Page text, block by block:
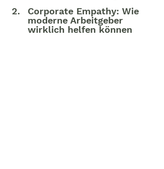
Corporate Empathy: Wie
moderne Arbeitgeber
wirklich helfen können